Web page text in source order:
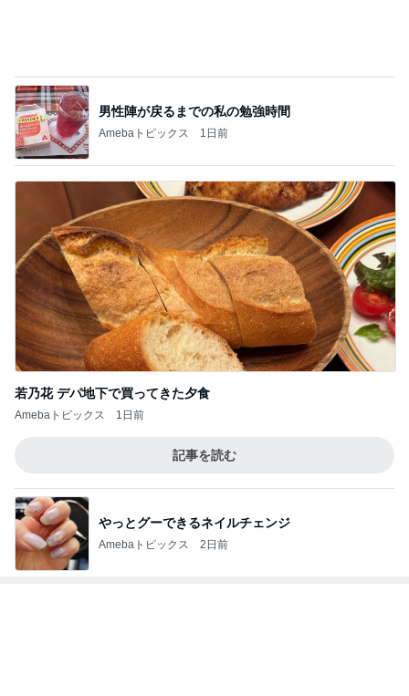
若乃花 デパ地下で買ってきた夕食
Amebaトピックス
記事を読む
やっとグーできるネイルチェンジ
Amebaトピックス 2日前